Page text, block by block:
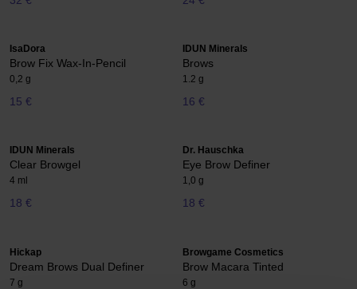
IsaDora
Brow Fix Wax-In-Pencil
0,2 g
15 €
IDUN Minerals
Brows
1.2 g
16 €
IDUN Minerals
Clear Browgel
4 ml
18 €
Dr. Hauschka
Eye Brow Definer
1,0 g
18 €
Hickap
Dream Brows Dual Definer
7 g
Browgame Cosmetics
Brow Macara Tinted
6 g